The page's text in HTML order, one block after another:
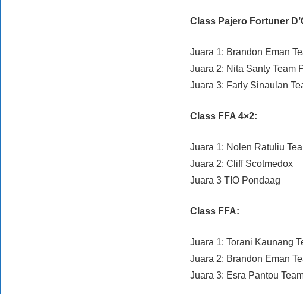
Class Pajero Fortuner
Juara 1: Brandon Eman
Juara 2: Nita Santy Team
Juara 3: Farly Sinaulan
Class FFA 4×2:
Juara 1: Nolen Ratuliu
Juara 2: Cliff Scotmedox
Juara 3 TIO Pondaag
Class FFA:
Juara 1: Torani Kaunang
Juara 2: Brandon Eman
Juara 3: Esra Pantou